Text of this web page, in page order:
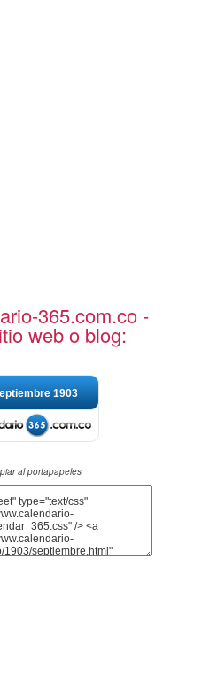
365.com.co -
web o blog:
1903
al portapapeles